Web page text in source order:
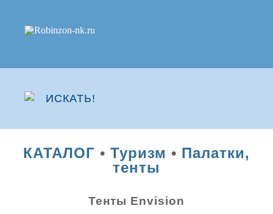
КАТАЛОГ • Туризм • Палатки,
тенты
Тенты Envision